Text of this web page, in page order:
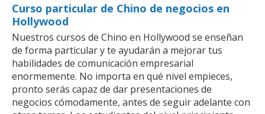
Curso particular de Chino de negocios en
Hollywood
Nuestros cursos de Chino en Hollywood se enseñan
de forma particular y te ayudarán a mejorar tus
habilidades de comunicación empresarial
enormemente. No importa en qué nivel empieces,
pronto serás capaz de dar presentaciones de
negocios cómodamente, antes de seguir adelante con